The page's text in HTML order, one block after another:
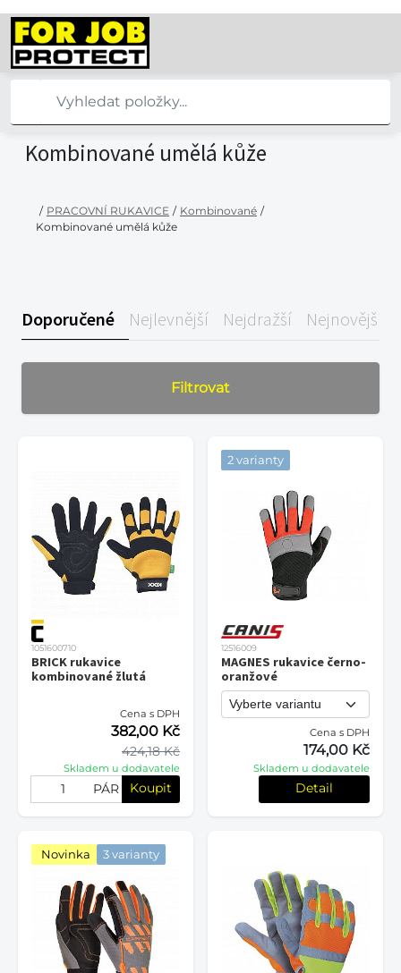
Kombinované umělá kůže
/ PRACOVNÍ RUKAVICE / Kombinované /
Kombinované umělá kůže
Doporučené Nejlevnější Nejdražší Nejnovější
Filtrovat
1051600710
BRICK rukavice
kombinované žlutá
Cena s DPH
424,18 Kč
382,00 Kč
Skladem u dodavatele
PÁR Koupit
2 varianty
12516009
MAGNES rukavice černo-
oranžové
Cena s DPH
174,00 Kč
Skladem u dodavatele
Detail
Novinka 3 varianty